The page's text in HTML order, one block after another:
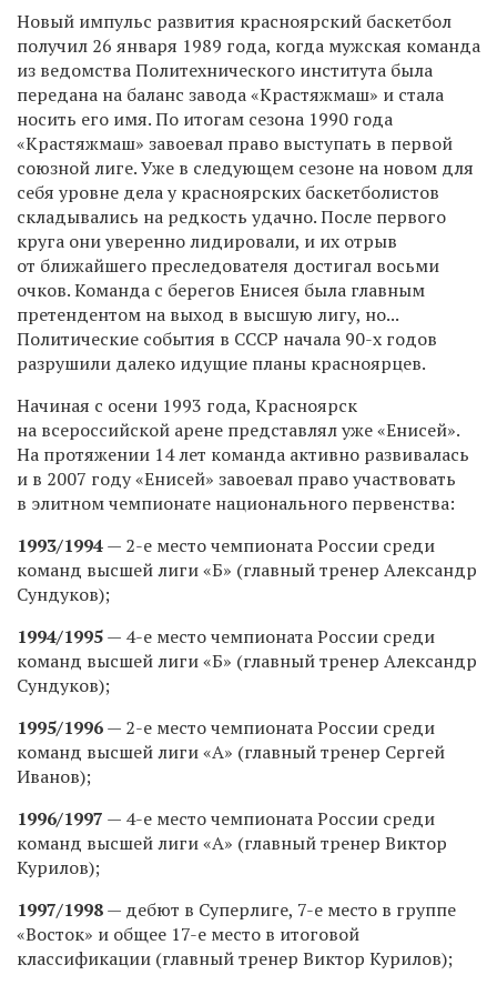
Новый импульс развития красноярский баскетбол
получил 26 января 1989 года, когда мужская команда
из ведомства Политехнического института была
передана на баланс завода «Крастяжмаш» и стала
носить его имя. По итогам сезона 1990 года
«Крастяжмаш» завоевал право выступать в первой
союзной лиге. Уже в следующем сезоне на новом для
себя уровне дела у красноярских баскетболистов
складывались на редкость удачно. После первого
круга они уверенно лидировали, и их отрыв
от ближайшего преследователя достигал восьми
очков. Команда с берегов Енисея была главным
претендентом на выход в высшую лигу, но...
Политические события в СССР начала 90-х годов
разрушили далеко идущие планы красноярцев.
Начиная с осени 1993 года, Красноярск
на всероссийской арене представлял уже «Енисей».
На протяжении 14 лет команда активно развивалась
и в 2007 году «Енисей» завоевал право участвовать
в элитном чемпионате национального первенства:
1993/1994— 2-е место чемпионата России среди
команд высшей лиги «Б» (главный тренер Александр
Сундуков);
1994/1995— 4-е место чемпионата России среди
команд высшей лиги «Б» (главный тренер Александр
Сундуков);
1995/1996— 2-е место чемпионата России среди
команд высшей лиги «А» (главный тренер Сергей
Иванов);
1996/1997 — 4-е место чемпионата России среди
команд высшей лиги «А» (главный тренер Виктор
Курилов);
1997/1998— дебют в Суперлиге, 7-е место в группе
«Восток» и общее 17-е место в итоговой
классификации (главный тренер Виктор Курилов);